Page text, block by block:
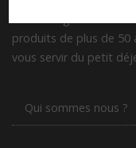
produits de plus de
vous servir du petit
Qui sommes nous ?